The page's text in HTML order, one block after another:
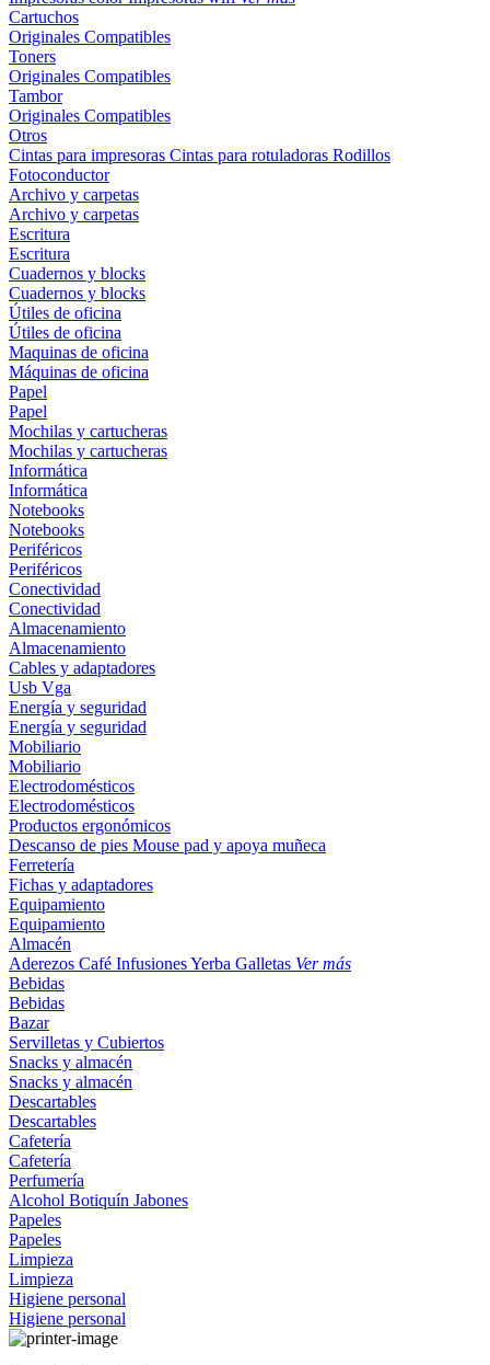
Cartuchos
Originales Compatibles
Toners
Originales Compatibles
Tambor
Originales Compatibles
Otros
Cintas para impresoras Cintas para rotuladoras Rodillos
Fotoconductor
Archivo y carpetas
Archivo y carpetas
Escritura
Escritura
Cuadernos y blocks
Cuadernos y blocks
Útiles de oficina
Útiles de oficina
Maquinas de oficina
Máquinas de oficina
Papel
Papel
Mochilas y cartucheras
Mochilas y cartucheras
Informática
Informática
Notebooks
Notebooks
Periféricos
Periféricos
Conectividad
Conectividad
Almacenamiento
Almacenamiento
Cables y adaptadores
Usb Vga
Energía y seguridad
Energía y seguridad
Mobiliario
Mobiliario
Electrodomésticos
Electrodomésticos
Productos ergonómicos
Descanso de pies Mouse pad y apoya muñeca
Ferretería
Fichas y adaptadores
Equipamiento
Equipamiento
Almacén
Aderezos Café InfusionesYerba Galletas Ver más
Bebidas
Bebidas
Bazar
Servilletas y Cubiertos
Snacks y almacén
Snacks y almacén
Descartables
Descartables
Cafetería
Cafetería
Perfumería
Alcohol Botiquín Jabones
Papeles
Papeles
Limpieza
Limpieza
Higiene personal
Higiene personal